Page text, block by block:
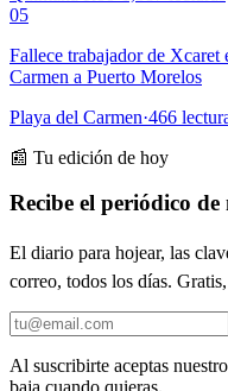
05
Fallece trabajador de Xcaret
Carmen a Puerto Morelos
Playa del Carmen·466
📰 Tu edición de hoy
Recibe el periódico
El diario para hojear, las
correo, todos los días.
Al suscribirte aceptas nuestro
baja cuando quieras.